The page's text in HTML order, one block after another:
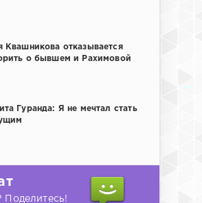
Квашникова отказывается
о бывшем и Рахимовой
Гуранда: Я не мечтал стать
Поделитесь!